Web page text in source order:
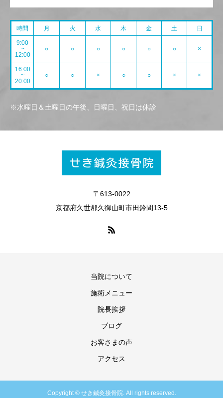
時間 月 火 水 木 金 土 日
9:00
~
12:00
○ ○ ○ ○ ○ ○ ×
16:00
~
20:00
○ ○ × ○ ○ × ×
※水曜日＆土曜日の午後、日曜日、祝日は休診
〒613-0022
京都府久世郡久御山町市田鈴間13-5
当院について
施術メニュー
院長挨拶
ブログ
お客さまの声
アクセス
Copyright © せき鍼灸接骨院. All rights reserved.